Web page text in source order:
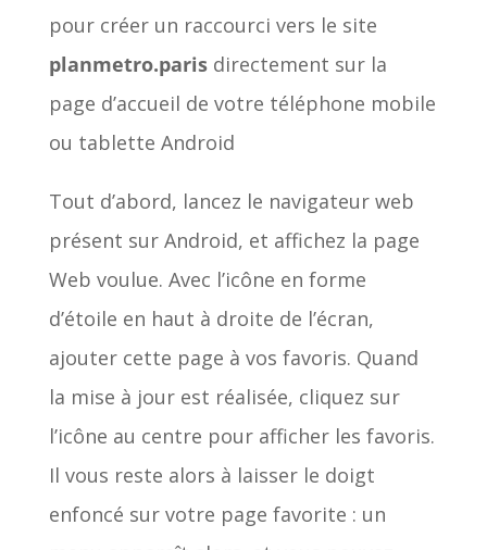
pour créer un raccourci vers le site
planmetro.parisdirectement sur la
page d’accueil de votre téléphone mobile
ou tablette Android
Tout d’abord, lancez le navigateur web
présent sur Android, et affichez la page
Web voulue. Avec l’icône en forme
d’étoile en haut à droite de l’écran,
ajouter cette page à vos favoris. Quand
la mise à jour est réalisée, cliquez sur
l’icône au centre pour afficher les favoris.
Il vous reste alors à laisser le doigt
enfoncé sur votre page favorite : un